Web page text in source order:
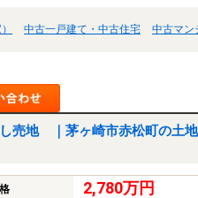
中古一戸建て・中古住宅 中古マン
売地 ｜茅ヶ崎市赤松町の土地
2,780万円